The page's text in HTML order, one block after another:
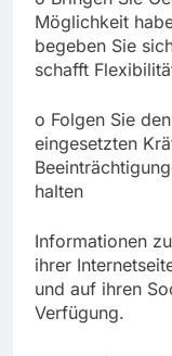
Möglichkeit
begeben Sie
schafft
o Folgen Sie
eingesetzten
halten
Informationen
ihrer
und auf ihren
Verfügung.